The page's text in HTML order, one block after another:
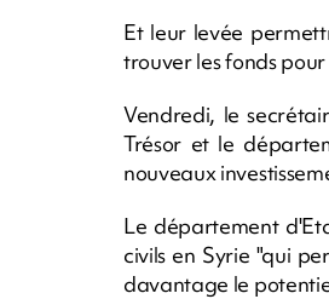
Et leur levée
trouver les fonds
Vendredi, le
Trésor et le
nouveaux
Le département
civils en Syrie "qui
davantage le